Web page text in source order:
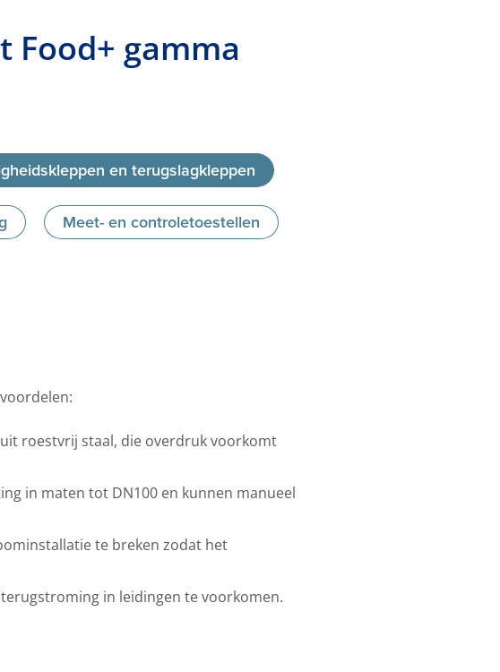
gamma
en terugslagkleppen
Meet- en controletoestellen
roestvrij staal, die overdruk voorkomt
in maten tot DN100 en kunnen manueel
te breken zodat het
in leidingen te voorkomen.